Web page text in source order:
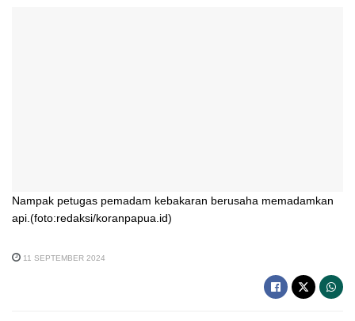
Nampak petugas pemadam kebakaran berusaha memadamkan
api.(foto:redaksi/koranpapua.id)
11 SEPTEMBER 2024